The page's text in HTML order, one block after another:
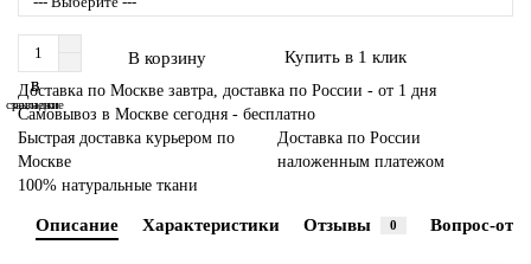
В корзину Купить в 1 клик
В
закладки
В
сравнение
Доставка по Москве завтра, доставка по России - от 1 дня
Самовывоз в Москве сегодня - бесплатно
Быстрая доставка курьером по
Москве
Доставка по России
наложенным платежом
100% натуральные ткани
Описание Характеристики Отзывы 0 Вопрос-